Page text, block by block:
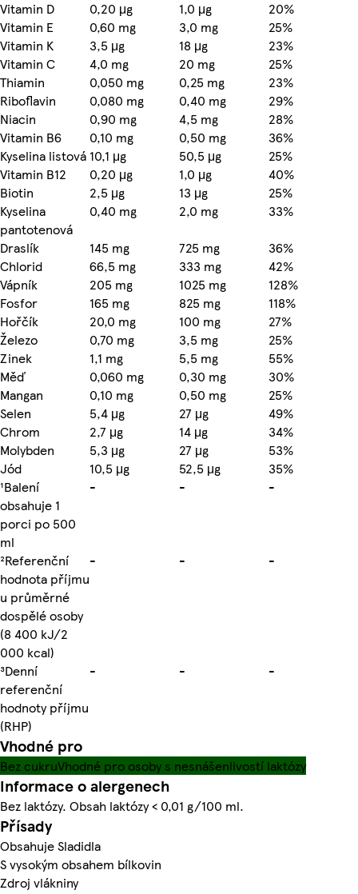
Vitamin D
0,20 μg 1,0 μg
20%
Vitamin E
0,60 mg 3,0 mg
25%
Vitamin K
3,5 μg 18 μg
23%
Vitamin C
4,0 mg 20 mg
25%
Thiamin
0,050 mg 0,25 mg
23%
Riboflavin
0,080 mg 0,40 mg
29%
Niacin
0,90 mg 4,5 mg
28%
Vitamin B6
0,10 mg 0,50 mg
36%
Kyselina listová 10,1 μg 50,5 μg
25%
Vitamin B12
0,20 μg 1,0 μg
40%
Biotin
2,5 μg 13 μg
25%
Kyselina
pantotenová
0,40 mg 2,0 mg
33%
Draslík
145 mg 725 mg
36%
Chlorid
66,5 mg 333 mg
42%
Vápník
205 mg 1025 mg
128%
Fosfor
165 mg 825 mg
118%
Hořčík
20,0 mg 100 mg
27%
Železo
0,70 mg 3,5 mg
25%
Zinek
1,1 mg 5,5 mg
55%
Měď
0,060 mg 0,30 mg
30%
Mangan
0,10 mg 0,50 mg
25%
Selen
5,4 μg 27 μg
49%
Chrom
2,7 μg 14 μg
34%
Molybden
5,3 μg 27 μg
53%
Jód
10,5 μg 52,5 μg
35%
¹Balení
obsahuje 1
porci po 500
ml
- - -
²Referenční
hodnota příjmu
u průměrné
dospělé osoby
(8 400 kJ/2
000 kcal)
- - -
³Denní
referenční
hodnoty příjmu
(RHP)
- - -
Vhodné pro
Bez cukruVhodné pro osoby s nesnášenlivostí laktózy
Informace o alergenech
Bez laktózy. Obsah laktózy < 0,01 g/100 ml.
Přísady
Obsahuje Sladidla
S vysokým obsahem bílkovin
Zdroj vlákniny